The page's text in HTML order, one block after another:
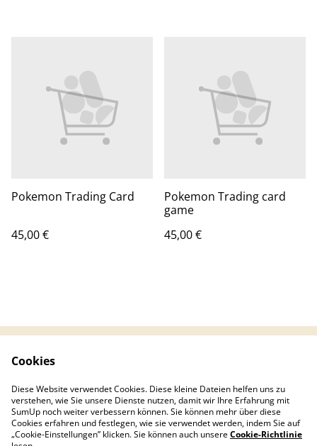
Pokemon Trading Card
45,00 €
Pokemon Trading card
game
45,00 €
Cookie-Richtlinie
Impressum
Widerrufsrecht
Cookies
Diese Website verwendet Cookies. Diese kleine Dateien helfen uns zu
verstehen, wie Sie unsere Dienste nutzen, damit wir Ihre Erfahrung mit
SumUp noch weiter verbessern können. Sie können mehr über diese
Cookies erfahren und festlegen, wie sie verwendet werden, indem Sie auf
„Cookie-Einstellungen” klicken. Sie können auch unsereCookie-Richtlinie